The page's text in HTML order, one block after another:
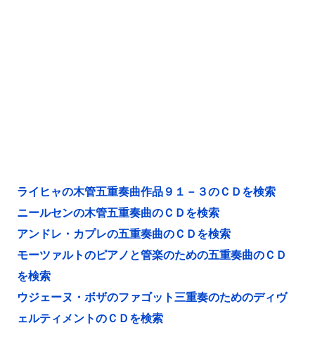
ライヒャの木管五重奏曲作品９１－３のＣＤを検索
ニールセンの木管五重奏曲のＣＤを検索
アンドレ・カプレの五重奏曲のＣＤを検索
モーツァルトのピアノと管楽のための五重奏曲のＣＤ
を検索
ウジェーヌ・ボザのファゴット三重奏のためのディヴ
ェルティメントのＣＤを検索